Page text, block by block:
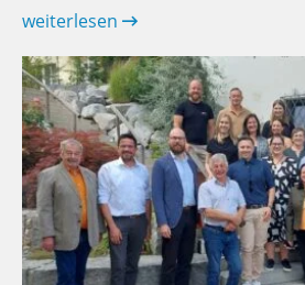
weiterlesen